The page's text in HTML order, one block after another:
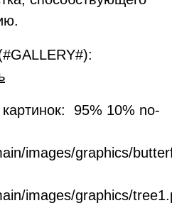
95% 10% no-
images/graphics/
images/graphics/